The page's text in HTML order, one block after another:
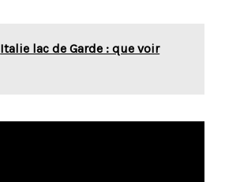
Italie lac de Garde : que voir